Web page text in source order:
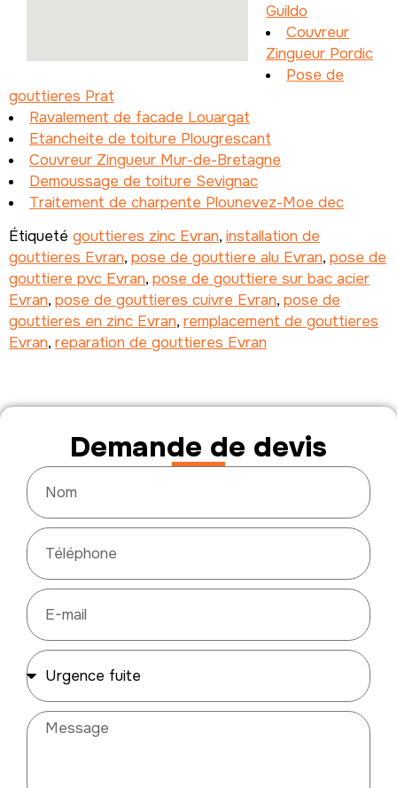
Guildo
Couvreur
Zingueur Pordic
Pose de
gouttieres Prat
Ravalement de facade Louargat
Etancheite de toiture Plougrescant
Couvreur Zingueur Mur-de-Bretagne
Demoussage de toiture Sevignac
Traitement de charpente Plounevez-Moe dec
Étiqueté gouttieres zinc Evran, installation de
gouttieres Evran, pose de gouttiere alu Evran, pose de
gouttiere pvc Evran, pose de gouttiere sur bac acier
Evran, pose de gouttieres cuivre Evran, pose de
gouttieres en zinc Evran, remplacement de gouttieres
Evran, reparation de gouttieres Evran
Demande de devis